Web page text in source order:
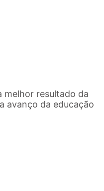
melhor resultado da
avanço da educação